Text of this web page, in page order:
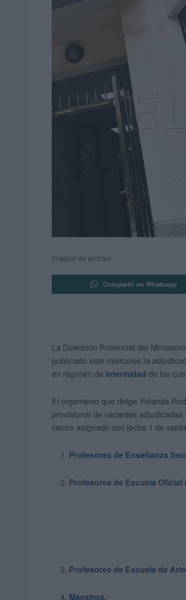
Imagen de archivo
Compartir en Whatsapp
La Dirección Provincial del
publicado este miércoles la
en régimen de interinidad de los
El organismo que dirige Yolanda
provisional de vacantes
centro asignado con fecha 1 de
Profesores de Enseñanza
Profesores de Escuela Oficial
Profesores de Escuela de
Maestros.